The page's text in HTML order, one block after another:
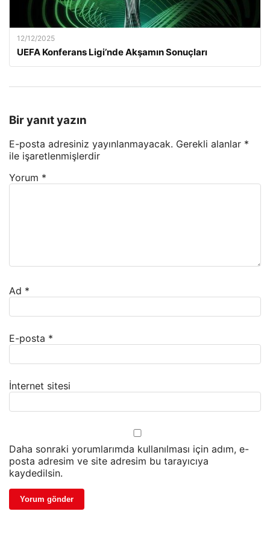
12/12/2025
UEFA Konferans Ligi’nde Akşamın Sonuçları
Bir yanıt yazın
E-posta adresiniz yayınlanmayacak. Gerekli alanlar *
ile işaretlenmişlerdir
Yorum *
Ad *
E-posta *
İnternet sitesi
Daha sonraki yorumlarımda kullanılması için adım, e-
posta adresim ve site adresim bu tarayıcıya
kaydedilsin.